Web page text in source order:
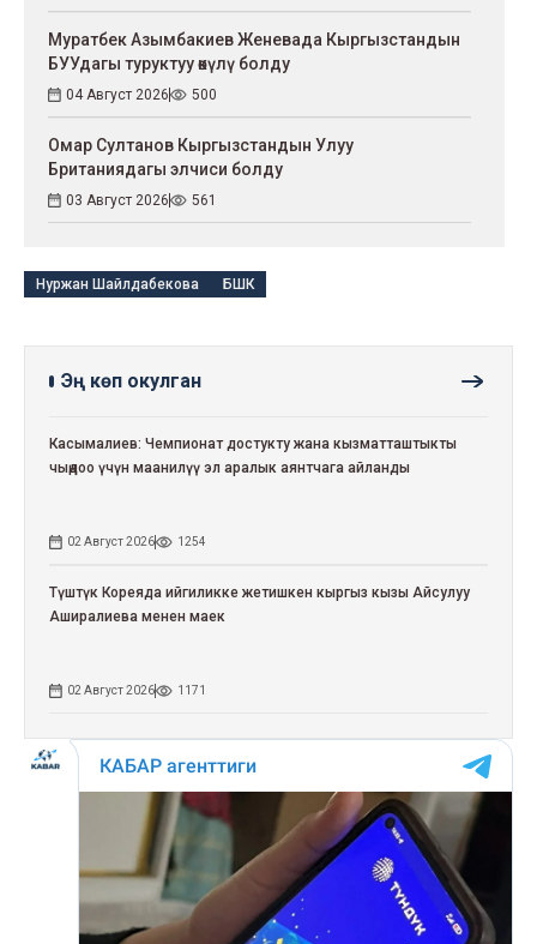
Муратбек Азымбакиев Женевада Кыргызстандын
БУУдагы туруктуу өкүлү болду
04 Август 2026 500
Омар Султанов Кыргызстандын Улуу
Британиядагы элчиси болду
03 Август 2026 561
Нуржан Шайлдабекова БШК
Эң көп окулган
Касымалиев: Чемпионат достукту жана кызматташтыкты
чыңдоо үчүн маанилүү эл аралык аянтчага айланды
02 Август 2026 1254
Түштүк Кореяда ийгиликке жетишкен кыргыз кызы Айсулуу
Аширалиева менен маек
02 Август 2026 1171